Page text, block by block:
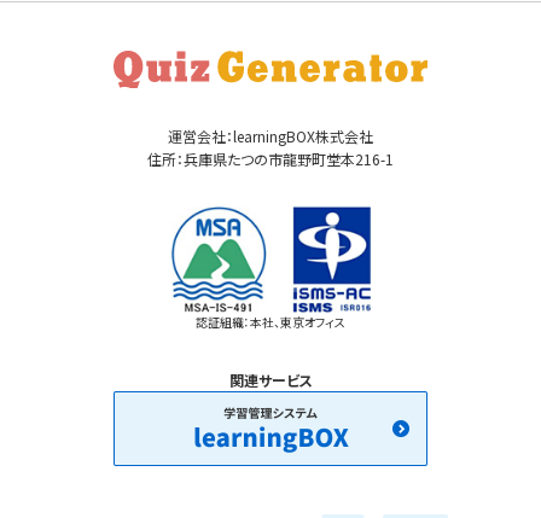
運営会社：learningBOX株式会社
住所：兵庫県たつの市龍野町堂本216-1
認証組織：本社、東京オフィス
関連サービス